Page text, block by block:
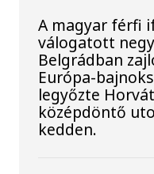
A magyar férfi
válogatott
Belgrádban
Európa-
legyőzte
középdöntő
kedden.